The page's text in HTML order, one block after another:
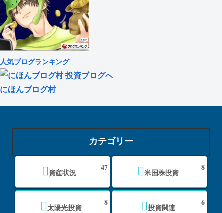
人気ブログランキング
にほんブログ村
カテゴリー
資産状況
47
米国株投資
8
太陽光投資
8
投資関連
6